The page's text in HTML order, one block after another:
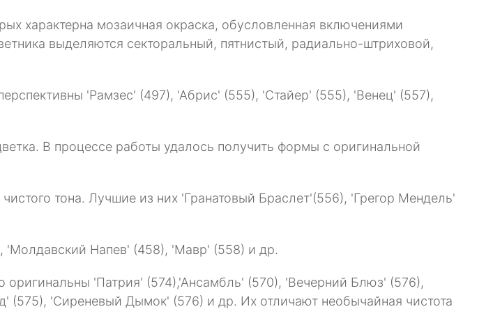
характерна мозаичная окраска, обусловленная включениями
выделяются секторальный, пятнистый, радиально-штриховой,
'Рамзес' (497), 'Абрис' (555), 'Стайер' (555), 'Венец' (557),
В процессе работы удалось получить формы с оригинальной
тона. Лучшие из них 'Гранатовый Браслет'(556), 'Грегор Мендель'
'Молдавский Напев' (458), 'Мавр' (558) и др.
оригинальны 'Патрия' (574),'Ансамбль' (570), 'Вечерний Блюз' (576),
(575), 'Сиреневый Дымок' (576) и др. Их отличают необычайная чистота